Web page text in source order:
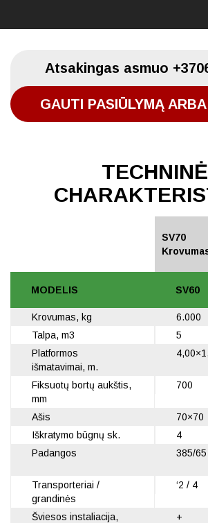
Atsakingas asmuo
GAUTI PASIŪLYMĄ
TECHNINĖ
MODELIS
Krovumas, kg
Talpa, m3
Platformos
išmatavimai, m.
Fiksuotų bortų aukštis,
mm
Ašis
Iškratymo būgnų sk.
Padangos
Transporteriai /
grandinės
Šviesos instaliacija,
SV60
6.000
5
700
70×70
4
385/
‘2 / 4
+
SV70